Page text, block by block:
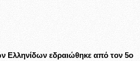
Ελληνίδων εδραιώθηκε από τον 5ο